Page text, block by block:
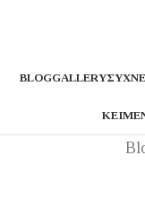
BLOGGALLERY